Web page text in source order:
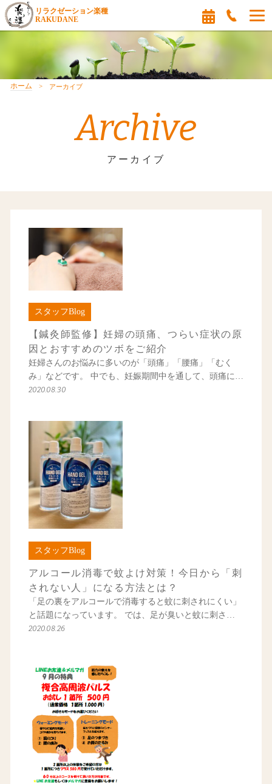
リラクゼーション楽種
RAKUDANE
ホーム アーカイブ
Archive
アーカイブ
スタッフBlog
【鍼灸師監修】妊婦の頭痛、つらい症状の原
因とおすすめのツボをご紹介
妊婦さんのお悩みに多いのが「頭痛」「腰痛」「むく
み」などです。 中でも、妊娠期間中を通して、頭痛に…
2020.08.30
スタッフBlog
アルコール消毒で蚊よけ対策！今日から「刺
されない人」になる方法とは？
「足の裏をアルコールで消毒すると蚊に刺されにくい」
と話題になっています。 では、足が臭いと蚊に刺さ…
2020.08.26